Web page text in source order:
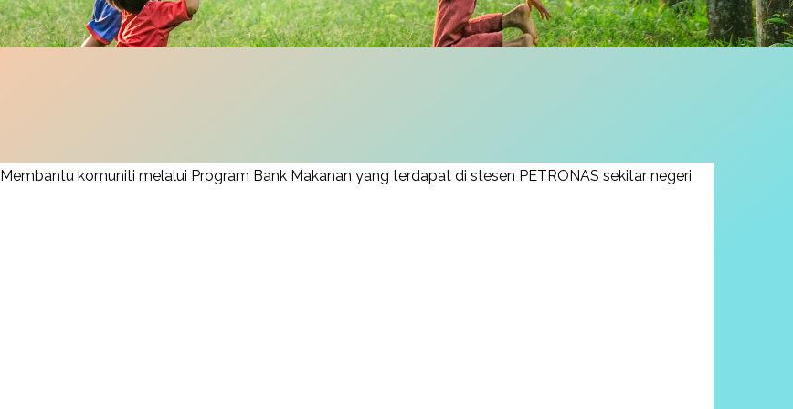
komuniti melalui Program Bank Makanan yang terdapat di stesen PETRONAS sekitar negeri